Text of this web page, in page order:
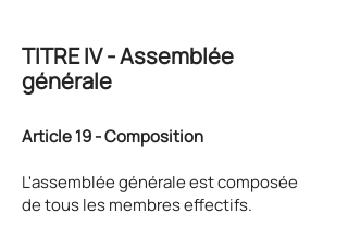
TITRE IV - Assemblée
générale
Article 19 - Composition
L'assemblée générale est composée
de tous les membres effectifs.